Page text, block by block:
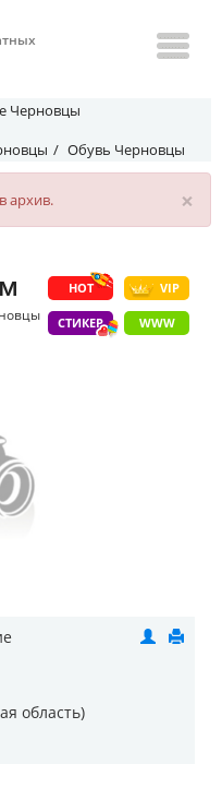
Черновцы
Обувь Черновцы
×
архив.
HOT VIP
СТИКЕР WWW
область)